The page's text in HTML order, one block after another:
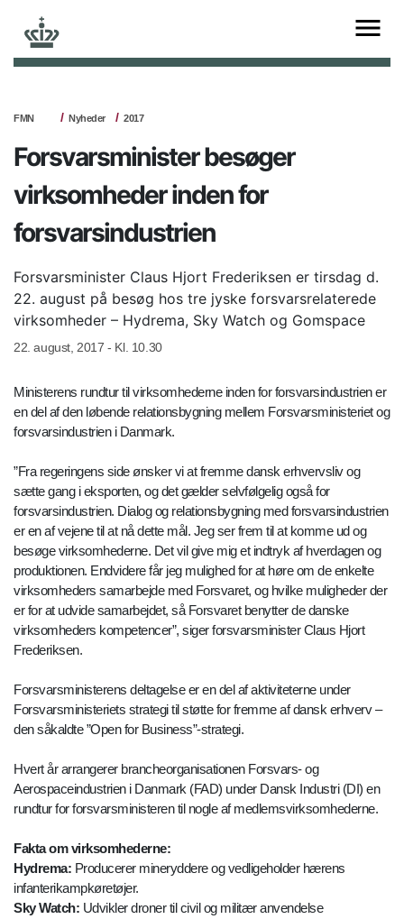
FMN Nyheder 2017
Forsvarsminister besøger
virksomheder inden for
forsvarsindustrien
Forsvarsminister Claus Hjort Frederiksen er tirsdag d.
22. august på besøg hos tre jyske forsvarsrelaterede
virksomheder – Hydrema, Sky Watch og Gomspace
22. august, 2017 - Kl. 10.30
Ministerens rundtur til virksomhederne inden for forsvarsindustrien er
en del af den løbende relationsbygning mellem Forsvarsministeriet og
forsvarsindustrien i Danmark.
”Fra regeringens side ønsker vi at fremme dansk erhvervsliv og
sætte gang i eksporten, og det gælder selvfølgelig også for
forsvarsindustrien. Dialog og relationsbygning med forsvarsindustrien
er en af vejene til at nå dette mål. Jeg ser frem til at komme ud og
besøge virksomhederne. Det vil give mig et indtryk af hverdagen og
produktionen. Endvidere får jeg mulighed for at høre om de enkelte
virksomheders samarbejde med Forsvaret, og hvilke muligheder der
er for at udvide samarbejdet, så Forsvaret benytter de danske
virksomheders kompetencer”, siger forsvarsminister Claus Hjort
Frederiksen.
Forsvarsministerens deltagelse er en del af aktiviteterne under
Forsvarsministeriets strategi til støtte for fremme af dansk erhverv –
den såkaldte ”Open for Business”-strategi.
Hvert år arrangerer brancheorganisationen Forsvars- og
Aerospaceindustrien i Danmark (FAD) under Dansk Industri (DI) en
rundtur for forsvarsministeren til nogle af medlemsvirksomhederne.
Fakta om virksomhederne:
Hydrema: Producerer mineryddere og vedligeholder hærens
infanterikampkøretøjer.
Sky Watch: Udvikler droner til civil og militær anvendelse